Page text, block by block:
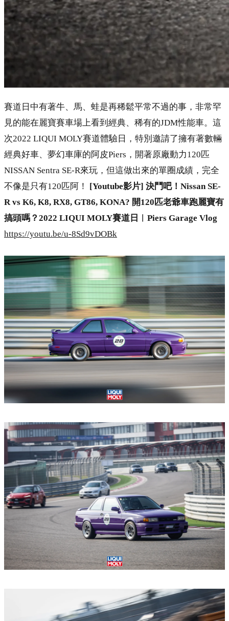
賽道日中有著牛、馬、蛙是再稀鬆平常不過的事，非常罕
見的能在麗寶賽車場上看到經典、稀有的JDM性能車。這
次2022 LIQUI MOLY賽道體驗日，特別邀請了擁有著數輛
經典好車、夢幻車庫的阿皮Piers，開著原廠動力120匹
NISSAN Sentra SE-R來玩，但這做出來的單圈成績，完全
不像是只有120匹阿！
[Youtube影片] 決鬥吧！Nissan SE-
R vs K6, K8, RX8, GT86, KONA? 開120匹老爺車跑麗寶有
搞頭嗎？2022 LIQUI MOLY賽道日︱Piers Garage Vlog
https://youtu.be/u-8Sd9vDOBk